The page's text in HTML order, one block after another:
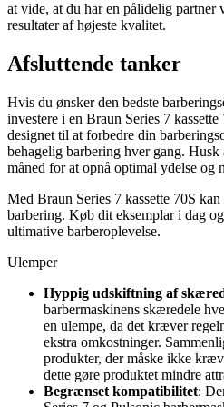
at vide, at du har en pålidelig partner
resultater af højeste kvalitet.
Afsluttende tanker
Hvis du ønsker den bedste
investere i en Braun Series 7
designet til at forbedre din
behagelig barbering hver gang.
måned for at opnå optimal ydelse og
Med Braun Series 7 kassette 70S
barbering. Køb dit eksemplar i dag
ultimative barberoplevelse.
Ulemper
Hyppig udskiftning af
barbermaskinens skæredele
en ulempe, da det kræver
ekstra omkostninger.
produkter, der måske ikke
dette gøre produktet mindre
Begrænset kompatibilitet: